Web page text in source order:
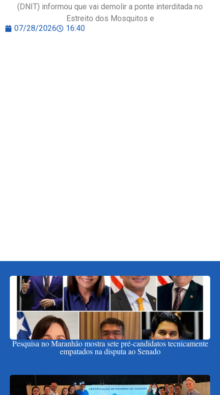
(DNIT) informou que vai demolir a ponte interditada no
Estreito dos Mosquitos e
07/28/2026
16:40
Pesquisa no Maranhão mostra sete pré-candidatos tecnicamente
empatados na disputa ao Senado